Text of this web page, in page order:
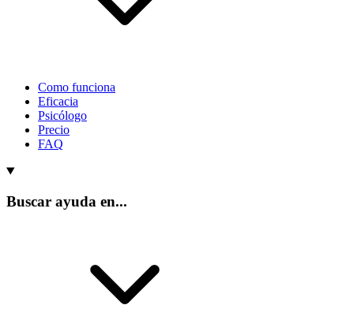
Como funciona
Eficacia
Psicólogo
Precio
FAQ
Buscar ayuda en...